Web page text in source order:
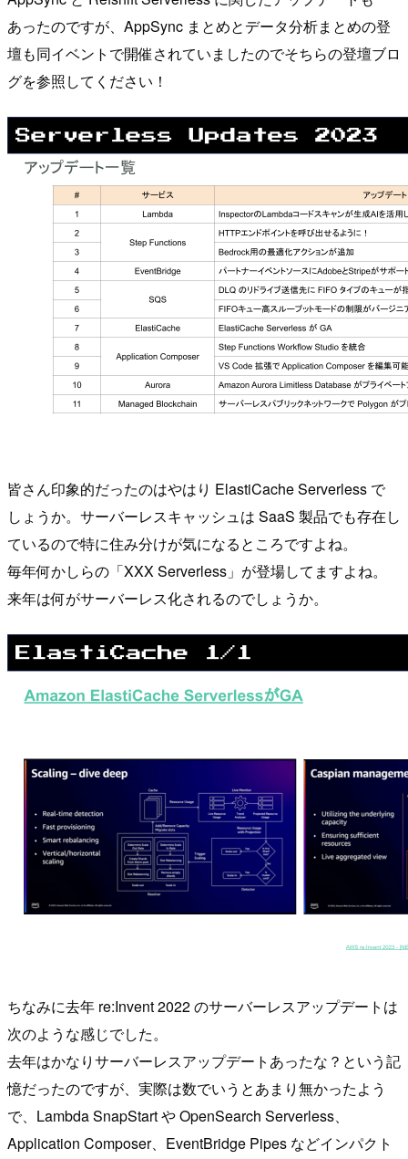
あったのですが、AppSync まとめとデータ分析まとめの登
壇も同イベントで開催されていましたのでそちらの登壇ブロ
グを参照してください！
皆さん印象的だったのはやはり ElastiCache Serverless で
しょうか。サーバーレスキャッシュは SaaS 製品でも存在し
ているので特に住み分けが気になるところですよね。
毎年何かしらの「XXX Serverless」が登場してますよね。
来年は何がサーバーレス化されるのでしょうか。
ちなみに去年 re:Invent 2022 のサーバーレスアップデートは
次のような感じでした。
去年はかなりサーバーレスアップデートあったな？という記
憶だったのですが、実際は数でいうとあまり無かったよう
で、Lambda SnapStart や OpenSearch Serverless、
Application Composer、EventBridge Pipes などインパクト